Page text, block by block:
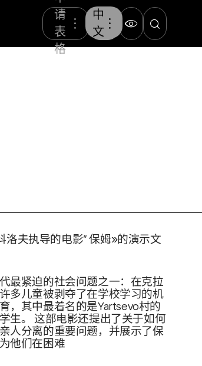
请
表
格
中
文
洛夫执导的电影” 保姆»的演示文
最紧迫的社会问题之一：在克拉
多儿童被剥夺了在学校学习的机
，其中最着名的是Yartsevo村的
生。 这部电影还提出了关于如何
人分离的重要问题，并展示了保
他们在困难